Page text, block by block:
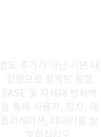
별도 추가가 아닌 기본 내
장형으로 설계된 통합
SASE 및 차세대 방화벽
을 통해 사용자, 장치, 애
플리케이션, 데이터를 보
호하십시오.